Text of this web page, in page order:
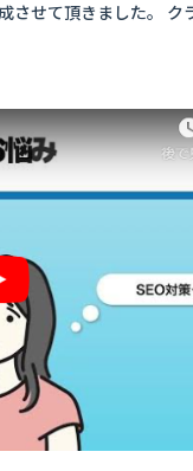
させて頂きました。 ク